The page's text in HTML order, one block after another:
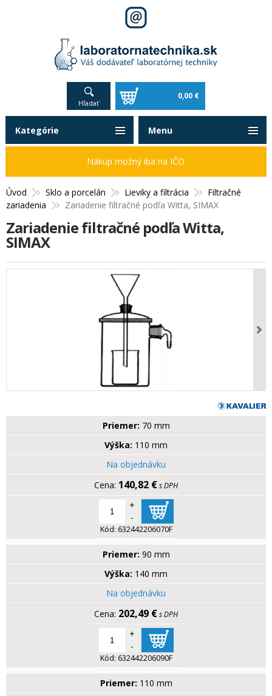
Hľadať
0,00 €
Úvod Sklo a porcelán Lieviky a filtrácia
Filtračné
zariadenia
Zariadenie filtračné podľa Witta, SIMAX
Zariadenie filtračné podľa Witta,
SIMAX
Priemer: 70 mm
Výška: 110 mm
Na objednávku
140,82 €s DPH
+
-
Kód: 632442206070F
Priemer: 90 mm
Výška: 140 mm
Na objednávku
202,49 €s DPH
+
-
Kód: 632442206090F
Priemer: 110 mm
Kategórie
Nákup možný iba na IČO
Menu